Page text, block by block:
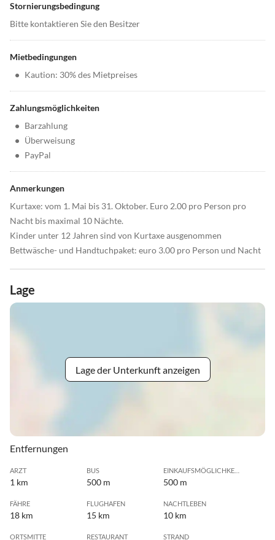
Stornierungsbedingung
Bitte kontaktieren Sie den Besitzer
Mietbedingungen
• Kaution: 30% des Mietpreises
Zahlungsmöglichkeiten
• Barzahlung
• Überweisung
• PayPal
Anmerkungen
Kurtaxe: vom 1. Mai bis 31. Oktober. Euro 2.00 pro Person pro
Nacht bis maximal 10 Nächte.
Kinder unter 12 Jahren sind von Kurtaxe ausgenommen
Bettwäsche- und Handtuchpaket: euro 3.00 pro Person und Nacht
Lage
Lage der Unterkunft anzeigen
Entfernungen
ARZT
1 km
BUS
500 m
EINKAUFSMÖGLICHKEIT
500 m
FÄHRE
18 km
FLUGHAFEN
15 km
NACHTLEBEN
10 km
ORTSMITTE RESTAURANT STRAND